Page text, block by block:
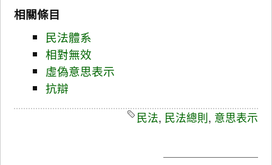
相關條目
民法體系
相對無效
虛偽意思表示
抗辯
民法, 民法總則, 意思表示